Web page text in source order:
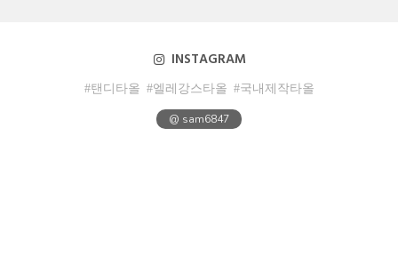
INSTAGRAM
#탠디타올 #엘레강스타올 #국내제작타올
@ sam6847